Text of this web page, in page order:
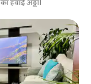
हवाई अड्डा।